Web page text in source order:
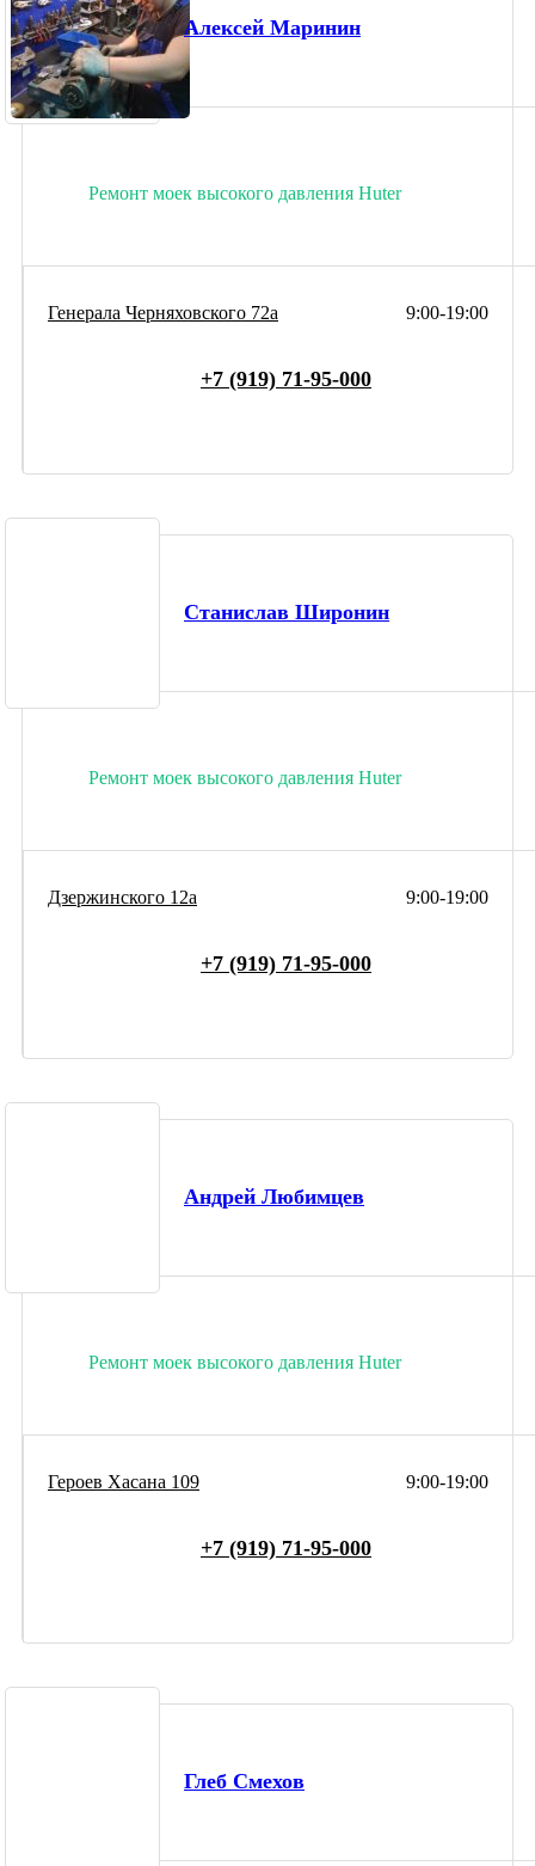
Алексей Маринин
Ремонт моек высокого давления Huter
9:00-19:00
Генерала Черняховского 72а
+7 (919) 71-95-000
Станислав Широнин
Ремонт моек высокого давления Huter
9:00-19:00
Дзержинского 12а
+7 (919) 71-95-000
Андрей Любимцев
Ремонт моек высокого давления Huter
9:00-19:00
Героев Хасана 109
+7 (919) 71-95-000
Глеб Смехов